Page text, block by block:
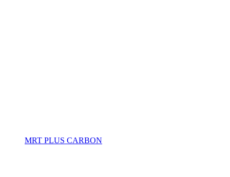
MRT PLUS CARBON